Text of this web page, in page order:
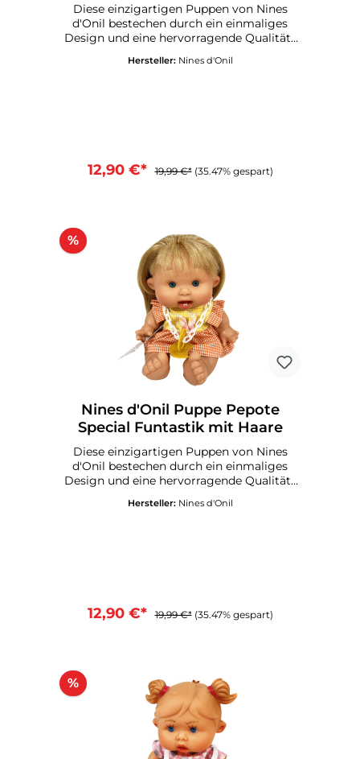
Diese einzigartigen Puppen von Nines
d'Onil bestechen durch ein einmaliges
Design und eine hervorragende Qualität .
und und mit einem Qualitätssiegel
Hersteller: Nines d'Onil
12,90 €* 19,99 €* (35.47% gespart)
%
Nines d'Onil Puppe Pepote
Special Funtastik mit Haare
Diese einzigartigen Puppen von Nines
d'Onil bestechen durch ein einmaliges
Design und eine hervorragende Qualität .
und und mit einem Qualitätssiegel
Hersteller: Nines d'Onil
12,90 €* 19,99 €* (35.47% gespart)
%